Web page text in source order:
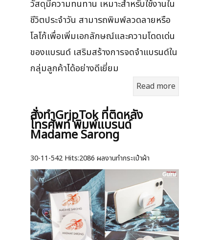
วัสดุมีความทนทาน เหมาะสำหรับใช้งานใน
ชีวิตประจำวัน สามารถพิมพ์ลวดลายหรือ
โลโก้เพื่อเพิ่มเอกลักษณ์และความโดดเด่น
ของแบรนด์ เสริมสร้างการจดจำแบรนด์ใน
กลุ่มลูกค้าได้อย่างดีเยี่ยม
Read more
สั่งทำGripTok ที่ติดหลัง
โทรศัพท์ พิมพ์แบรนด์
Madame Sarong
30-11-542 Hits:2086 ผลงานทำกระเป๋าผ้า